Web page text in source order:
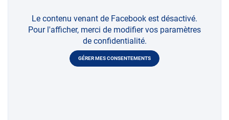
Le contenu venant de Facebook est désactivé.
Pour l'afficher, merci de modifier vos paramètres
de confidentialité.
GÉRER MES CONSENTEMENTS